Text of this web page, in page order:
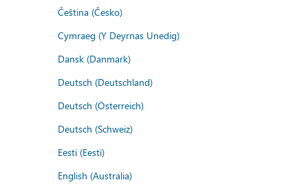
Čeština (Česko)
Cymraeg (Y Deyrnas Unedig)
Dansk (Danmark)
Deutsch (Deutschland)
Deutsch (Österreich)
Deutsch (Schweiz)
Eesti (Eesti)
English (Australia)